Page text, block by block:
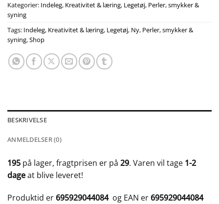
Kategorier: Indeleg, Kreativitet & læring, Legetøj, Perler, smykker &
syning
Tags: Indeleg, Kreativitet & læring, Legetøj, Ny, Perler, smykker &
syning,Shop
BESKRIVELSE
ANMELDELSER (0)
195 på lager, fragtprisen er på 29. Varen vil tage 1-2
dageat blive leveret!
Produktid er695929044084 og EAN er695929044084